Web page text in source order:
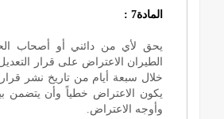
المادة7 :
يحق لأي من دائني أو أصحاب
الطيران الاعتراض على قرار
خلال سبعة أيام من تاريخ نشر
يكون الاعتراض خطياً وأن يتضمن
وأوجه الاعتراض.